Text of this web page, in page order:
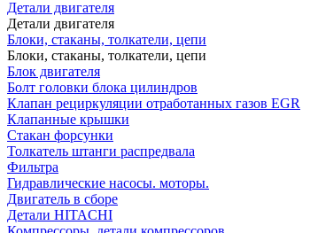
Детали двигателя
Детали двигателя
Блоки, стаканы, толкатели, цепи
Блоки, стаканы, толкатели, цепи
Блок двигателя
Болт головки блока цилиндров
Клапан рециркуляции отработанных газов EGR
Клапанные крышки
Стакан форсунки
Толкатель штанги распредвала
Фильтра
Гидравлические насосы. моторы.
Двигатель в сборе
Детали HITACHI